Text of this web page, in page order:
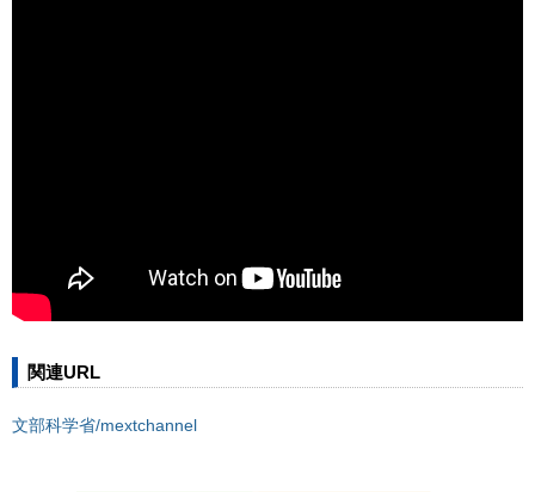
関連URL
文部科学省/mextchannel